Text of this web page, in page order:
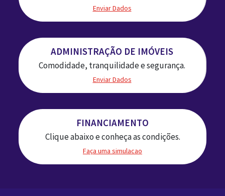
Enviar Dados
ADMINISTRAÇÃO DE IMÓVEIS
Comodidade, tranquilidade e segurança.
Enviar Dados
FINANCIAMENTO
Clique abaixo e conheça as condições.
Faça uma simulacao